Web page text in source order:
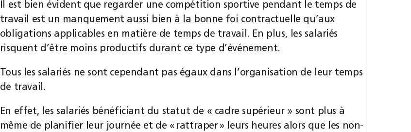
Il est bien évident que regarder une compétition sportive pendant le temps de
travail est un manquement aussi bien à la bonne foi contractuelle qu’aux
obligations applicables en matière de temps de travail. En plus, les salariés
risquent d’être moins productifs durant ce type d’événement.
Tous les salariés ne sont cependant pas égaux dans l’organisation de leur temps
de travail.
En effet, les salariés bénéficiant du statut de « cadre supérieur » sont plus à
même de planifier leur journée et de « rattraper » leurs heures alors que les non-